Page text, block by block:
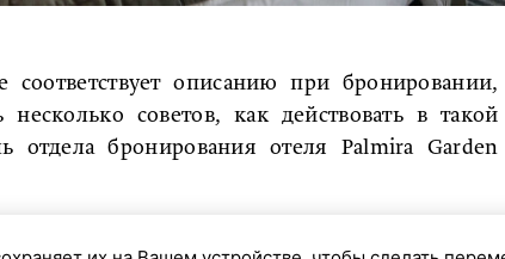
описанию при бронировании,
советов, как действовать в такой
отдела бронирования отеля Palmira Garden
состояние номера в момент заселения,